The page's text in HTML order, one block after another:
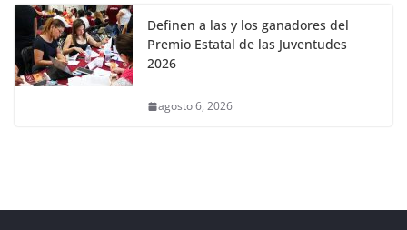
Definen a las y los ganadores del
Premio Estatal de las Juventudes
2026
agosto 6, 2026